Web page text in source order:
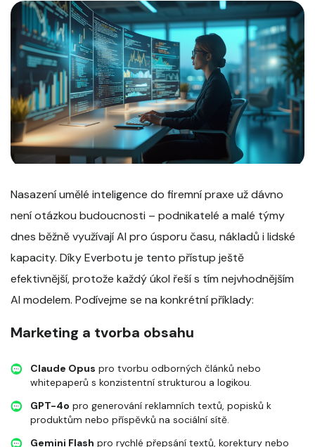
Nasazení umělé inteligence do firemní praxe už dávno
není otázkou budoucnosti – podnikatelé a malé týmy
dnes běžně využívají AI pro úsporu času, nákladů i lidské
kapacity. Díky Everbotu je tento přístup ještě
efektivnější, protože každý úkol řeší s tím nejvhodnějším
AI modelem. Podívejme se na konkrétní příklady:
Marketing a tvorba obsahu
Claude Opus pro tvorbu odborných článků nebo
whitepaperů s konzistentní strukturou a logikou.
GPT-4o pro generování reklamních textů, popisků k
produktům nebo příspěvků na sociální sítě.
Gemini Flash pro rychlé přepsání textů, korektury nebo